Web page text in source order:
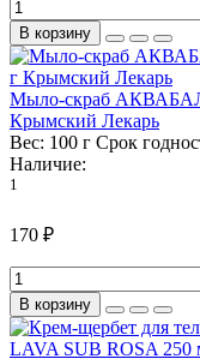
В корзину
Мыло-скраб
Крымский Лекарь
Вес: 100 г Срок
Наличие:
1
170 ₽
В корзину